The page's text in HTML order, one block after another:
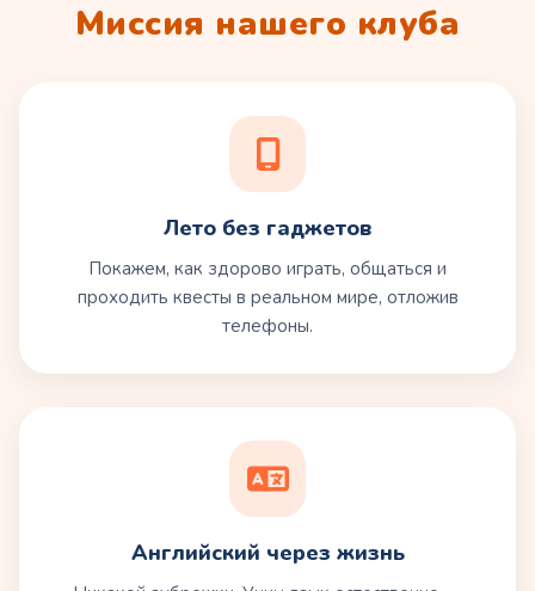
Миссия нашего клуба
Лето без гаджетов
Покажем, как здорово играть, общаться и
проходить квесты в реальном мире, отложив
телефоны.
Английский через жизнь